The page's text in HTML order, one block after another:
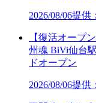
2026/08/06提供
【復活オープ
州魂 BiVi仙台
ドオープン
2026/08/06提供